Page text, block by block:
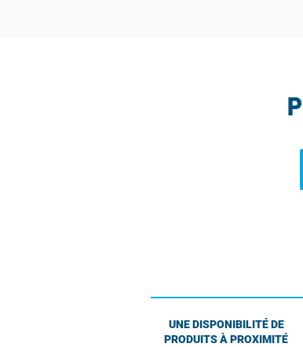
UNE DISPONIBILITÉ DE
PRODUITS À PROXIMITÉ